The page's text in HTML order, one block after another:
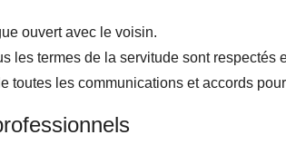
ouvert avec le voisin.
les termes de la servitude sont respectés
toutes les communications et accords